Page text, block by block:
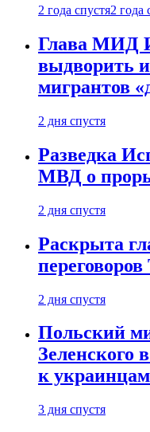
2 года спустя2 года
Глава МИД
выдворить
мигрантов
2 дня спустя
Разведка
МВД о
2 дня спустя
Раскрыта
2 дня спустя
Польский
Зеленского
к
3 дня спустя